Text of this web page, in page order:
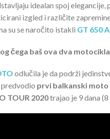
idealan spoj
izgled i različite
su se naročito istakli GT 650
čega baš ova dva
odlučila je da podrži
predvodio prvi balkanski
TOUR 2020trajao je 9 dana